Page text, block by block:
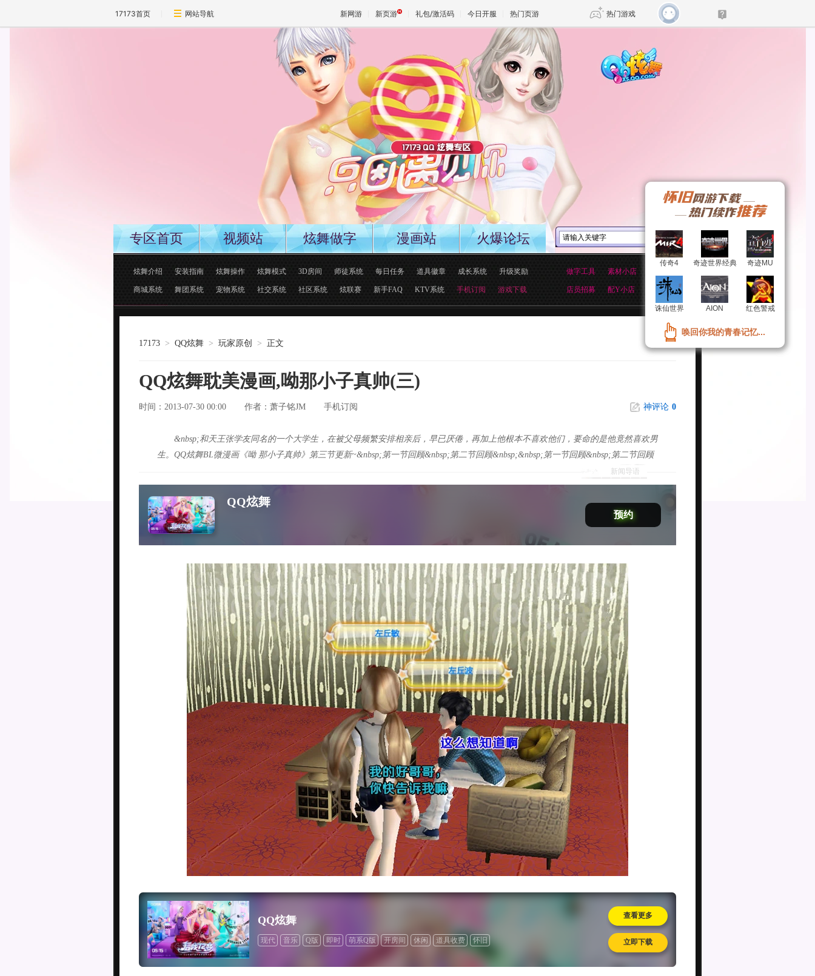
17173首页 网站导航 新网游 新页游 礼包/激活码 今日开服 热门页游 热门游戏
魔兽 传奇4
天堂 剑网3旗舰版
王权与自由
专区首页 视频站 炫舞做字 漫画站 火爆论坛
炫舞介绍 安装指南 炫舞操作 炫舞模式 3D房间 师徒系统 每日任务 道具徽章 成长系统 升级奖励
商城系统 舞团系统 宠物系统 社交系统 社区系统 炫联赛 新手FAQ KTV系统 手机订阅 游戏下载
做字工具 素材小店
店员招募 配Y小店
17173 > QQ炫舞 > 玩家原创 > 正文
QQ炫舞耽美漫画,呦那小子真帅(三)
时间：2013-07-30 00:00 作者： 萧子铭JM 手机订阅 神评论 0
新闻导语
&nbsp;和天王张学友同名的一个大学生，在被父母频繁安排相亲后，早已厌倦，再加上他根本不喜欢他们，要命的是他竟然喜欢男
生。QQ炫舞BL微漫画《呦 那小子真帅》第三节更新~&nbsp;第一节回顾&nbsp;第二节回顾&nbsp;&nbsp;第一节回顾&nbsp;第二节回顾
QQ炫舞
预约
QQ炫舞
现代 音乐 Q版 即时 萌系Q版 开房间 休闲 道具收费 怀旧
查看更多
立即下载
传奇4 奇迹世界经典 奇迹MU
诛仙世界 AION 红色警戒
唤回你我的青春记忆...
传奇4 奇迹世界经典 奇迹MU
诛仙世界 AION 红色警戒
唤回你我的青春记忆...